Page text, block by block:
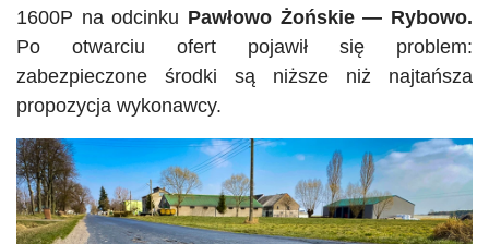
1600P na odcinku Pawłowo Żońskie— Rybowo.
Po otwarciu ofert pojawił się problem:
zabezpieczone środki są niższe niż najtańsza
propozycja wykonawcy.